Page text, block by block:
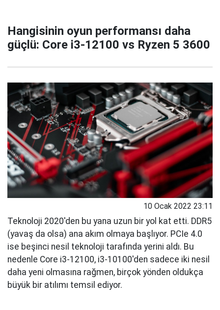
Hangisinin oyun performansı daha
güçlü: Core i3-12100 vs Ryzen 5 3600
10 Ocak 2022 23:11
Teknoloji 2020'den bu yana uzun bir yol kat etti. DDR5
(yavaş da olsa) ana akım olmaya başlıyor. PCIe 4.0
ise beşinci nesil teknoloji tarafında yerini aldı. Bu
nedenle Core i3-12100, i3-10100'den sadece iki nesil
daha yeni olmasına rağmen, birçok yönden oldukça
büyük bir atılımı temsil ediyor.